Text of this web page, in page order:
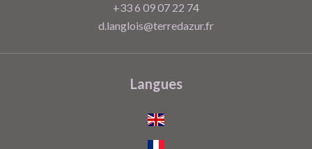
+33 6 09 07 22 74
d.langlois@terredazur.fr
Langues